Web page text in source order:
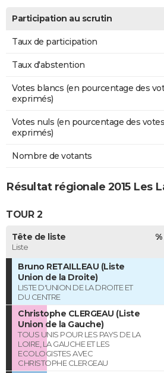
Participation au scrutin
Taux de participation
Taux d'abstention
Votes blancs (en pourcentage des
exprimés)
Votes nuls (en pourcentage des votes
exprimés)
Nombre de votants
Résultat régionale 2015 Les
TOUR 2
Tête de liste
Liste
Bruno RETAILLEAU (Liste
Union de la Droite)
LISTE D'UNION DE LA DROITE ET
DU CENTRE
Christophe CLERGEAU (Liste
Union de la Gauche)
TOUS UNIS POUR LES PAYS DE LA
LOIRE, LA GAUCHE ET LES
ECOLOGISTES AVEC
CHRISTOPHE CLERGEAU